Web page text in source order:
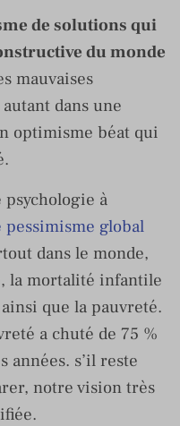
de solutions qui
du monde
mauvaises
dans une
optimisme béat qui
psychologie à
global
dans le monde,
la mortalité infantile
que la pauvreté.
a chuté de 75 %
années. s’il reste
notre vision très